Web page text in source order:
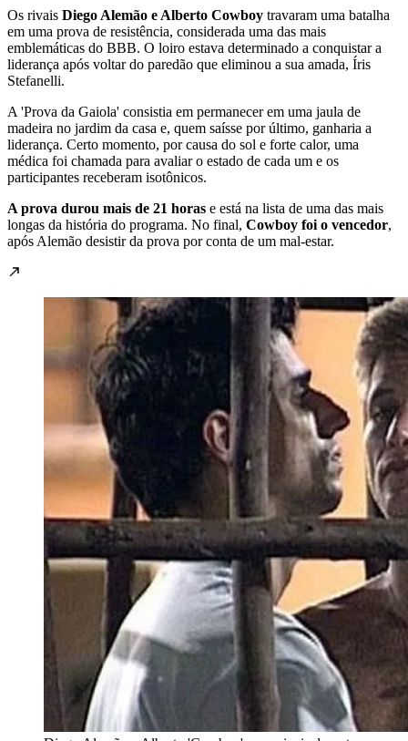
Os rivais Diego Alemão e Alberto Cowboy travaram uma batalha
em uma prova de resistência, considerada uma das mais
emblemáticas do BBB. O loiro estava determinado a conquistar a
liderança após voltar do paredão que eliminou a sua amada, Íris
Stefanelli.
A 'Prova da Gaiola' consistia em permanecer em uma jaula de
madeira no jardim da casa e, quem saísse por último, ganharia a
liderança. Certo momento, por causa do sol e forte calor, uma
médica foi chamada para avaliar o estado de cada um e os
participantes receberam isotônicos.
A prova durou mais de 21 horas e está na lista de uma das mais
longas da história do programa. No final, Cowboy foi o vencedor,
após Alemão desistir da prova por conta de um mal-estar.